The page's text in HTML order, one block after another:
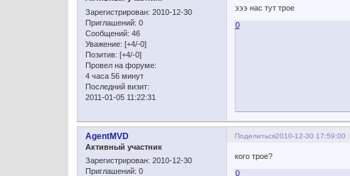
Зарегистрирован: 2010-12-30
Приглашений: 0
Сообщений: 46
Уважение: [+4/-0]
Позитив: [+4/-0]
Провел на форуме:
4 часа 56 минут
Последний визит:
2011-01-05 11:22:31
эээ нас тут трое
0
Поделиться2010-12-30 17:59:00
AgentMVD
Активный участник
Зарегистрирован: 2010-12-30
Приглашений: 0
кого трое?
0